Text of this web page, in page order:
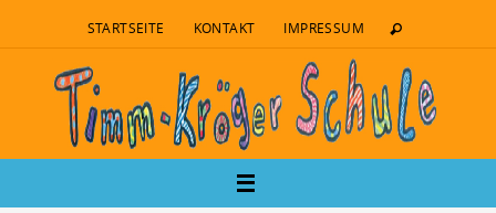
STARTSEITE KONTAKT IMPRESSUM